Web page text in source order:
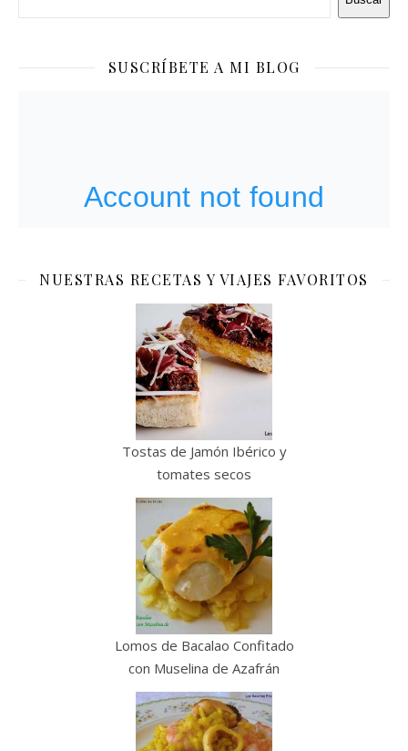
SUSCRÍBETE A MI BLOG
NUESTRAS RECETAS Y VIAJES FAVORITOS
Tostas de Jamón Ibérico y
tomates secos
Lomos de Bacalao Confitado
con Muselina de Azafrán